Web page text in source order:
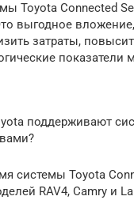
Toyota Connected
выгодное
затраты,
показатели
поддерживают
системы Toyota
RAV4, Camry и